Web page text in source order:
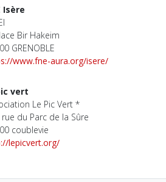
Isère
Bir Hakeim
GRENOBLE
www.fne-aura.org/isere/
vert
Le Pic Vert *
rue du Parc de la Sûre
coublevie
lepicvert.org/